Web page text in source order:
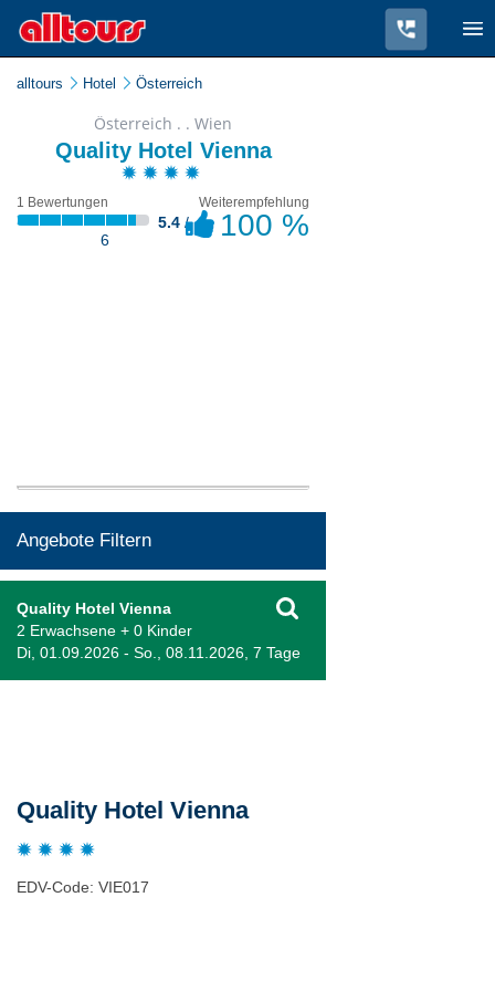
alltours Hotel Österreich
Österreich . . Wien
Quality Hotel Vienna
1 Bewertungen
5.4 /
6
Weiterempfehlung
100 %
Angebote Filtern
Quality Hotel Vienna
2 Erwachsene + 0 Kinder
Di, 01.09.2026 - So., 08.11.2026, 7 Tage
Quality Hotel Vienna
EDV-Code: VIE017